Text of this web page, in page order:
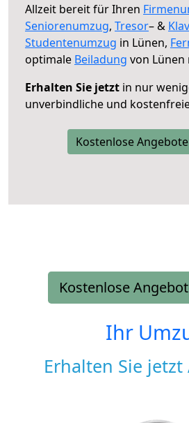
Allzeit bereit für Ihren
Seniorenumzug, Tresor– &
Studentenumzug in Lünen,
optimale Beiladung von
Erhalten Sie jetzt in nur
unverbindliche und
Kostenlose
Kostenlose
Ihr
Erhalten Sie